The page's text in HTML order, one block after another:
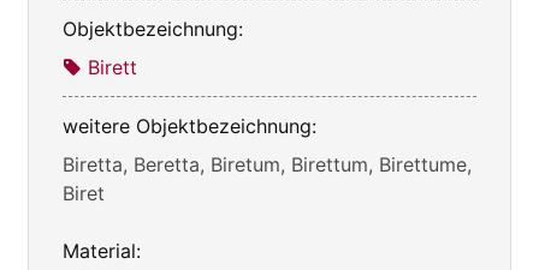
Objektbezeichnung:
Birett
weitere Objektbezeichnung:
Biretta, Beretta, Biretum, Birettum, Birettume,
Biret
Material: